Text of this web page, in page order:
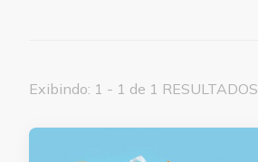
Exibindo: 1 - 1 de 1 RESULTADOS